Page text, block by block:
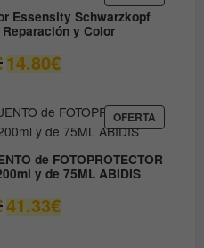
9.60€
hasta
14.50€
EN
Essensity Schwarzkopf
y Color
El
precio
era:
37.00€.
14.80€El
precio
es:
14.80€.
OFERTA
EN
de FOTOPROTECTOR
y de 75ML ABIDIS
El
precio
41.33€El
precio